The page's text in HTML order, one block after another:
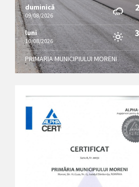
duminică
09/08/2026
luni
10/08/2026
PRIMARIA MUNICIPIULUI MORENI